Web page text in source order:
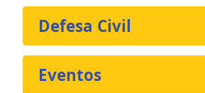
Defesa Civil
Eventos